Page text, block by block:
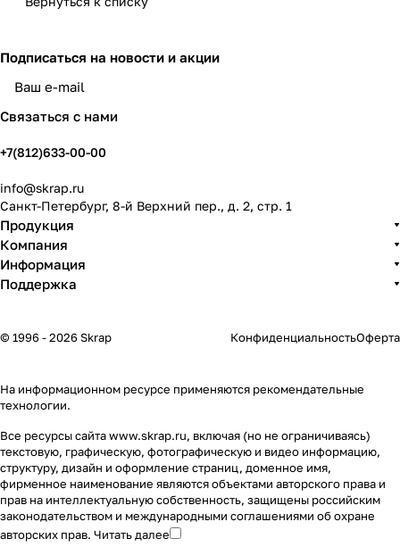
Подписаться на новости и акции
Связаться с нами
+7(812)633-00-00
info@skrap.ru
Санкт-Петербург, 8-й Верхний пер., д. 2, стр. 1
Продукция
Компания
Информация
Поддержка
© 1996 - 2026 Skrap КонфиденциальностьОферта
На информационном ресурсе применяются рекомендательные
технологии.
Все ресурсы сайта www.skrap.ru, включая (но не ограничиваясь)
текстовую, графическую, фотографическую и видео информацию,
структуру, дизайн и оформление страниц, доменное имя,
фирменное наименование являются объектами авторского права и
прав на интеллектуальную собственность, защищены российским
законодательством и международными соглашениями об охране
авторских прав. Читать далее